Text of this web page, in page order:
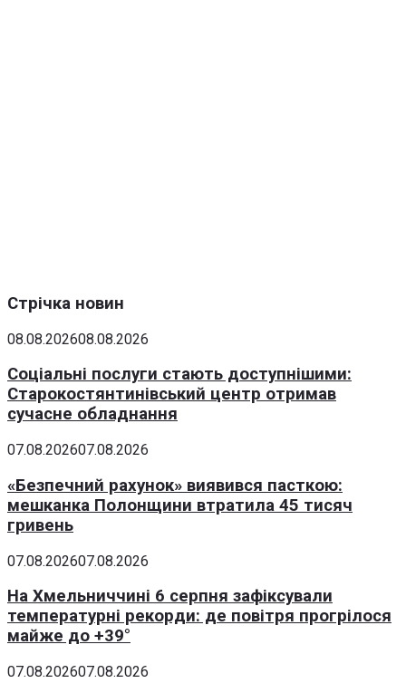
Стрічка новин
08.08.202608.08.2026
Соціальні послуги стають доступнішими:
Старокостянтинівський центр отримав
сучасне обладнання
07.08.202607.08.2026
«Безпечний рахунок» виявився пасткою:
мешканка Полонщини втратила 45 тисяч
гривень
07.08.202607.08.2026
На Хмельниччині 6 серпня зафіксували
температурні рекорди: де повітря прогрілося
майже до +39°
07.08.202607.08.2026